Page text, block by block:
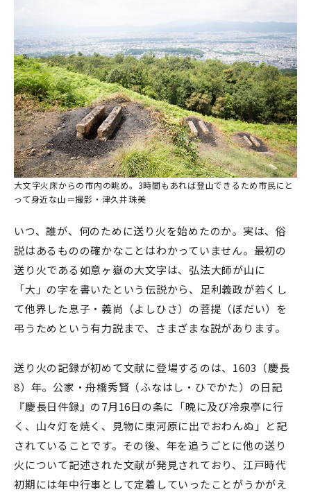
大文字火床からの市内の眺め。3時間もあれば登山できるため市民にと
って身近な山＝撮影・津久井珠美
いつ、誰が、何のために送り火を始めたのか。実は、俗
説はあるものの確かなことはわかっていません。最初の
送り火である如意ヶ嶽の大文字は、弘法大師が山に
「大」の字を書いたという伝説から、足利義政が若くし
て他界した息子・義尚（よしひさ）の菩提（ぼだい）を
弔うためという有力説まで、さまざまな説があります。
送り火の記録が初めて文献に登場するのは、1603（慶長
8）年。公家・舟橋秀賢（ふなはし・ひでかた）の日記
『慶長日件録』の7月16日の条に「晩に及び冷泉亭に行
く、山々灯を焼く、見物に東河原に出でおわんぬ」と記
されていることです。その後、年を追うごとに他の送り
火について記述された文献が発見されており、江戸時代
初期には年中行事として定着していったことがうかがえ